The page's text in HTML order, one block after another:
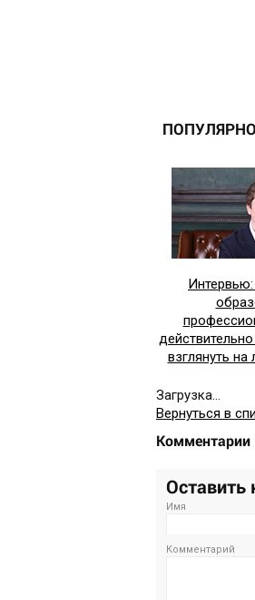
взглянуть
Загрузка...
Вернуться в
Комментарии
Оставить
Имя
Комментарий